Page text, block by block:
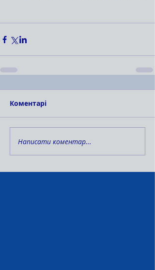
Коментарі
Написати коментар...